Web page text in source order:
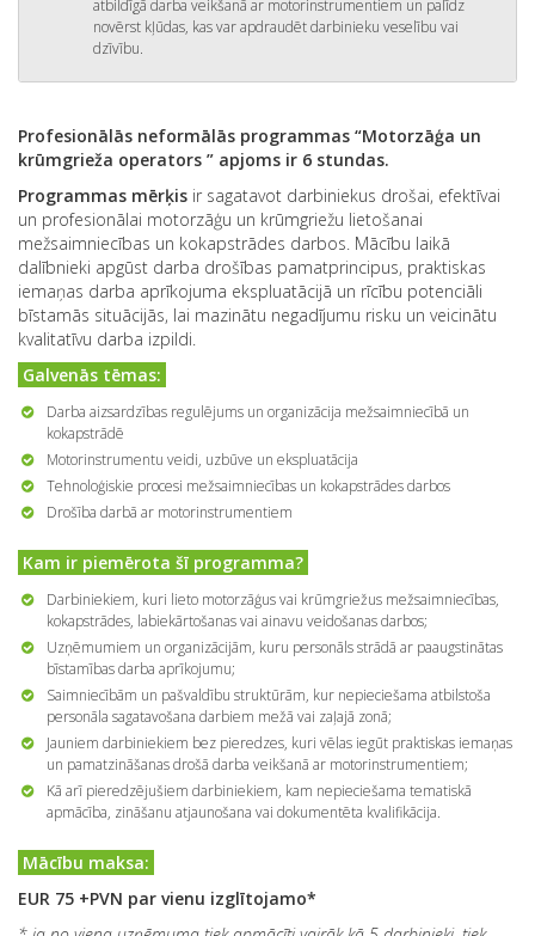
atbildīgā darba veikšanā ar motorinstrumentiem un palīdz
novērst kļūdas, kas var apdraudēt darbinieku veselību vai
dzīvību.
Profesionālās neformālās programmas “Motorzāģa un
krūmgrieža operators ” apjoms ir 6 stundas.
Programmas mērķis ir sagatavot darbiniekus drošai, efektīvai
un profesionālai motorzāģu un krūmgriežu lietošanai
mežsaimniecības un kokapstrādes darbos. Mācību laikā
dalībnieki apgūst darba drošības pamatprincipus, praktiskas
iemaņas darba aprīkojuma ekspluatācijā un rīcību potenciāli
bīstamās situācijās, lai mazinātu negadījumu risku un veicinātu
kvalitatīvu darba izpildi.
Galvenās tēmas:
Darba aizsardzības regulējums un organizācija mežsaimniecībā un
kokapstrādē
Motorinstrumentu veidi, uzbūve un ekspluatācija
Tehnoloģiskie procesi mežsaimniecības un kokapstrādes darbos
Drošība darbā ar motorinstrumentiem
Kam ir piemērota šī programma?
Darbiniekiem, kuri lieto motorzāģus vai krūmgriežus mežsaimniecības,
kokapstrādes, labiekārtošanas vai ainavu veidošanas darbos;
Uzņēmumiem un organizācijām, kuru personāls strādā ar paaugstinātas
bīstamības darba aprīkojumu;
Saimniecībām un pašvaldību struktūrām, kur nepieciešama atbilstoša
personāla sagatavošana darbiem mežā vai zaļajā zonā;
Jauniem darbiniekiem bez pieredzes, kuri vēlas iegūt praktiskas iemaņas
un pamatzināšanas drošā darba veikšanā ar motorinstrumentiem;
Kā arī pieredzējušiem darbiniekiem, kam nepieciešama tematiskā
apmācība, zināšanu atjaunošana vai dokumentēta kvalifikācija.
Mācību maksa:
EUR 75 +PVN par vienu izglītojamo*